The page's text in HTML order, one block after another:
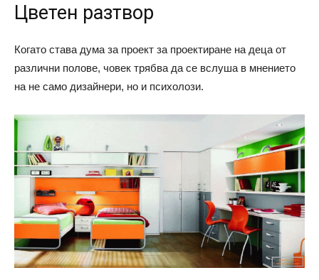
Цветен разтвор
Когато става дума за проект за проектиране на деца от
различни полове, човек трябва да се вслуша в мнението
на не само дизайнери, но и психолози.